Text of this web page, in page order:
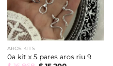
AROS KITS
0a kit x 5 pares aros riu 9